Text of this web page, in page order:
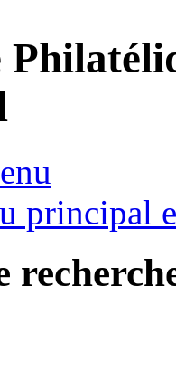
principal